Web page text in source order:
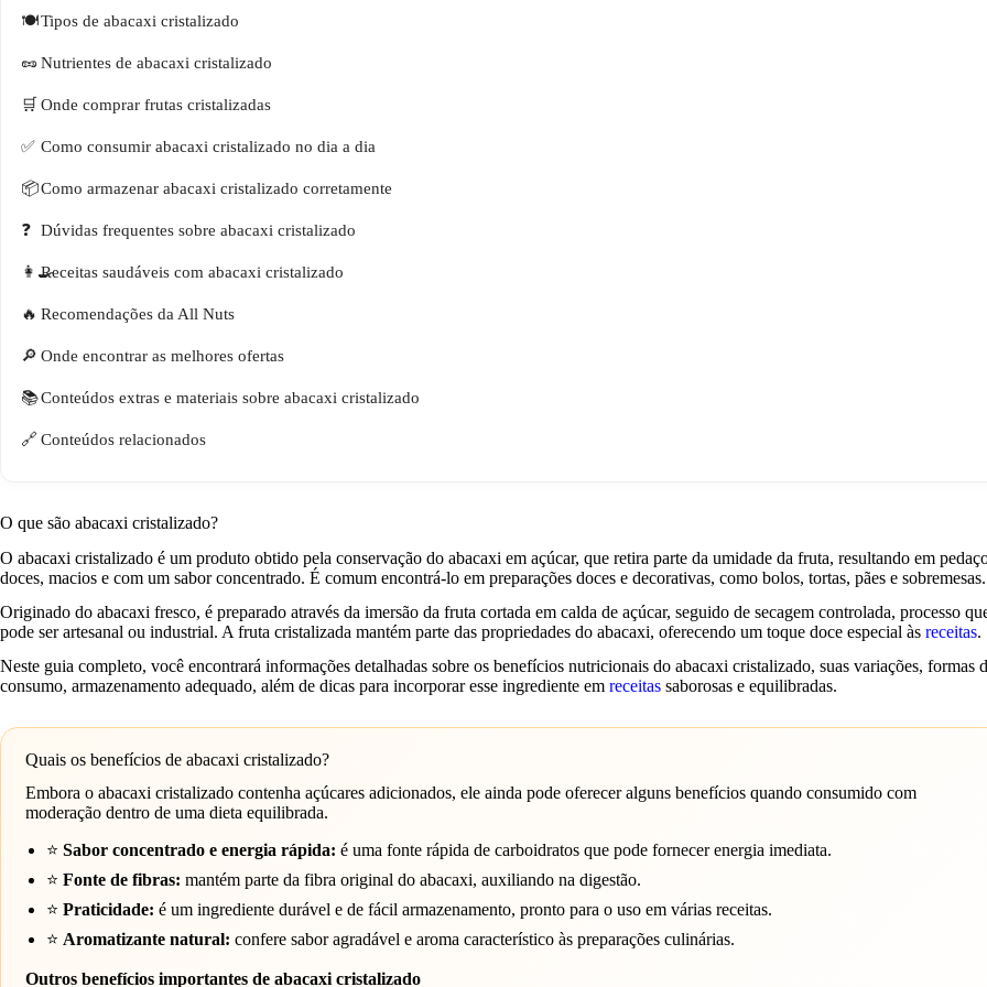
Tipos de abacaxi cristalizado
Nutrientes de abacaxi cristalizado
Onde comprar frutas cristalizadas
Como consumir abacaxi cristalizado no dia a dia
Como armazenar abacaxi cristalizado corretamente
Dúvidas frequentes sobre abacaxi cristalizado
Receitas saudáveis com abacaxi cristalizado
Recomendações da All Nuts
Onde encontrar as melhores ofertas
Conteúdos extras e materiais sobre abacaxi cristalizado
Conteúdos relacionados
O que são abacaxi cristalizado?
O abacaxi cristalizado é um produto obtido pela conservação do abacaxi em açúcar, que retira parte da umidade da fruta, resultando em
doces, macios e com um sabor concentrado. É comum encontrá-lo em preparações doces e decorativas, como bolos, tortas, pães e sobremesas.
Originado do abacaxi fresco, é preparado através da imersão da fruta cortada em calda de açúcar, seguido de secagem controlada, processo
pode ser artesanal ou industrial. A fruta cristalizada mantém parte das propriedades do abacaxi, oferecendo um toque doce especial às receitas.
Neste guia completo, você encontrará informações detalhadas sobre os benefícios nutricionais do abacaxi cristalizado, suas variações, formas
consumo, armazenamento adequado, além de dicas para incorporar esse ingrediente em receitas saborosas e equilibradas.
Quais os benefícios de abacaxi cristalizado?
Embora o abacaxi cristalizado contenha açúcares adicionados, ele ainda pode oferecer alguns benefícios quando consumido com
moderação dentro de uma dieta equilibrada.
⭐Sabor concentrado e energia rápida: é uma fonte rápida de carboidratos que pode fornecer energia imediata.
⭐Fonte de fibras: mantém parte da fibra original do abacaxi, auxiliando na digestão.
⭐Praticidade: é um ingrediente durável e de fácil armazenamento, pronto para o uso em várias receitas.
⭐ Aromatizante natural: confere sabor agradável e aroma característico às preparações culinárias.
Outros benefícios importantes de abacaxi cristalizado